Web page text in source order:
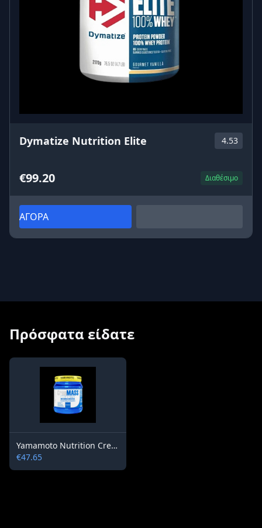
Dymatize Nutrition Elite 4.53
€99.20 Διαθέσιμο
ΑΓΟΡΑ
Πρόσφατα είδατε
Yamamoto Nutrition CreaMass Powder
€47.65